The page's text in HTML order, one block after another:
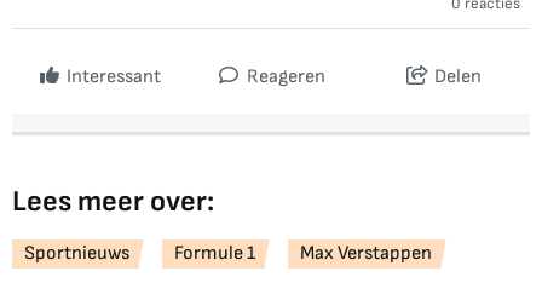
0 reacties
Interessant Reageren Delen
Lees meer over:
Sportnieuws Formule 1 Max Verstappen